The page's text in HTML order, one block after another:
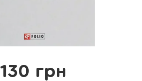
130 грн